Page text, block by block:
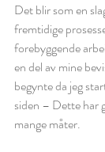
Det blir som en
fremtidige
forebyggende
en del av mine
begynte da jeg
siden – Dette har
mange måter.